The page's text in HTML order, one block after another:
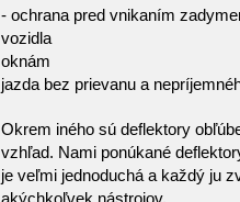
- ochrana pred vnikaním
vozidla
jazda bez prievanu a
Okrem iného sú deflektory
vzhľad. Nami ponúkané
je veľmi jednoduchá a každý ju
akýchkoľvek nástrojov.